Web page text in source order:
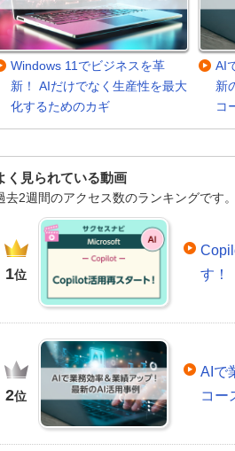
Windows 11でビジネスを革
新！ AIだけでなく生産性を最大
化するためのカギ
AI
新
コ
く見られている動画
去2週間のアクセス数のランキングです
1位
す！
2位
AIで
コー